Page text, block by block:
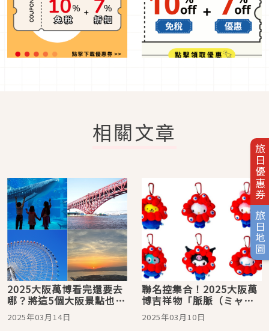
旅日優惠券
旅日地圖
相關文章
2025大阪萬博看完還要去
哪？將這5個大阪景點也放
進計畫中吧！
2025年03月14日
聯名控集合！2025大阪萬
博吉祥物「脈脈（ミャク
ミャク）」 必買聯名周邊
10選！
2025年03月10日